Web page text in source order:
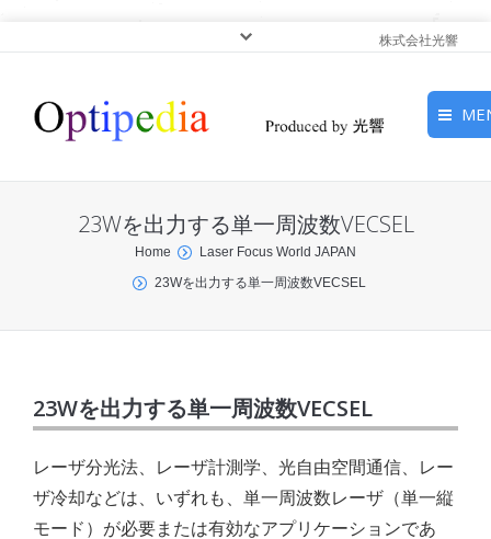
株式会社光響
ピックアップ
光基礎・光源
サービス
23Wを出力する単一周波数VECSEL
You are here:Home
Laser Focus World JAPAN
23Wを出力する単一周波数VECSEL
23Wを出力する単一周波数VECSEL
レーザ分光法、レーザ計測学、光自由空間通信、レー
ザ冷却などは、いずれも、単一周波数レーザ（単一縦
モード）が必要または有効なアプリケーションであ